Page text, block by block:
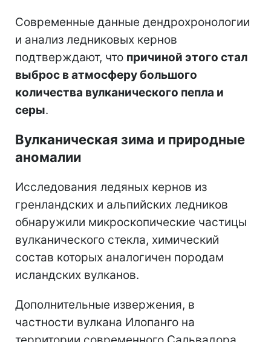
Современные данные дендрохронологии
и анализ ледниковых кернов
подтверждают, что причиной этого стал
выброс в атмосферу большого
количества вулканического пепла и
серы.
Вулканическая зима и природные
аномалии
Исследования ледяных кернов из
гренландских и альпийских ледников
обнаружили микроскопические частицы
вулканического стекла, химический
состав которых аналогичен породам
исландских вулканов.
Дополнительные извержения, в
частности вулкана Илопанго на